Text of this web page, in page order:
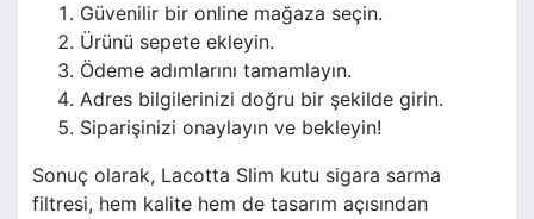
Güvenilir bir online mağaza seçin.
Ürünü sepete ekleyin.
Ödeme adımlarını tamamlayın.
Adres bilgilerinizi doğru bir şekilde girin.
Siparişinizi onaylayın ve bekleyin!
Sonuç olarak, Lacotta Slim kutu sigara sarma
filtresi, hem kalite hem de tasarım açısından